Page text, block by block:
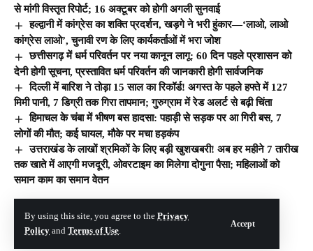
By using this site, you agree to the Privacy
Policy and Terms of Use.
Accept
से मांगी विस्तृत रिपोर्ट; 16 अक्टूबर को होगी अगली सुनवाई
हल्द्वानी में कांग्रेस का शक्ति प्रदर्शन, खड़गे ने भरी हुंकार—‘लाओ, लाओ
कांग्रेस लाओ’, चुनावी रण के लिए कार्यकर्ताओं में भरा जोश
छत्तीसगढ़ में धर्म परिवर्तन पर नया कानून लागू: 60 दिन पहले प्रशासन को
देनी होगी सूचना, प्रस्तावित धर्म परिवर्तन की जानकारी होगी सार्वजनिक
दिल्ली में बारिश ने तोड़ा 15 साल का रिकॉर्ड! अगस्त के पहले हफ्ते में 127
मिमी पानी, 7 डिग्री तक गिरा तापमान; गुरुग्राम में रेड अलर्ट से बढ़ी चिंता
हिमाचल के चंबा में भीषण बस हादसा: पहाड़ी से सड़क पर आ गिरी बस, 7
लोगों की मौत; कई घायल, मौके पर मचा हड़कंप
उत्तराखंड के लाखों श्रमिकों के लिए बड़ी खुशखबरी! अब हर महीने 7 तारीख
तक खाते में आएगी मजदूरी, ओवरटाइम का मिलेगा दोगुना पैसा; महिलाओं को
समान काम का समान वेतन
© The Hill India. All Rights Reserved | Developed By: Tech Yard Labs